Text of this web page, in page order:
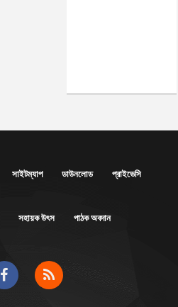
সাইটম্যাপ ডাউনলোড প্রাইভেসি
সহায়ক উৎস পাঠক অবদান